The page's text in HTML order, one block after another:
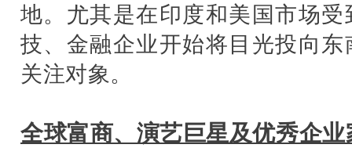
地。尤其是在印度和美国市场
技、金融企业开始将目光投向
关注对象。
全球富商、演艺巨星及优秀企